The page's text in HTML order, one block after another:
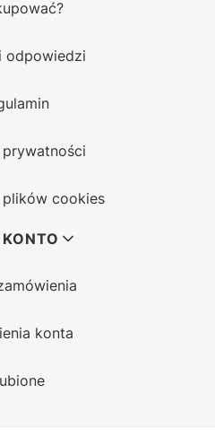
odpowiedzi
plików cookies
konta